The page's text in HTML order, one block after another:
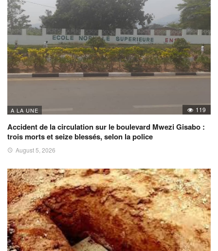
A LA UNE 119
Accident de la circulation sur le boulevard Mwezi Gisabo :
trois morts et seize blessés, selon la police
August 5, 2026